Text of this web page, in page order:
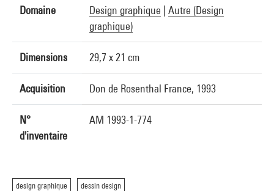
Domaine Design graphique
Autre (Design
graphique)
Dimensions 29,7 x 21 cm
Acquisition Don de Rosenthal France, 1993
N°
d'inventaire
AM 1993-1-774
design graphique dessin design